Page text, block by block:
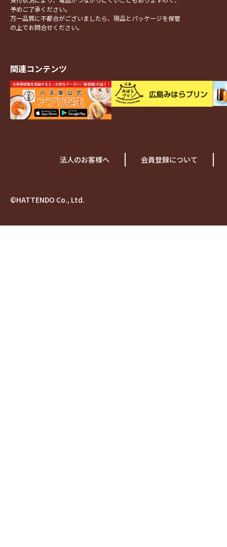
予めご了承ください。
万一品質に不都合がございましたら、現品とパッケージを保管
の上でお問合せください。
関連コンテンツ
法人のお客様へ 会員登録について
©HATTENDO Co., Ltd.